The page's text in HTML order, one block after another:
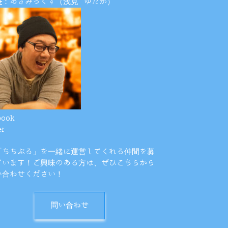
ちちぶる」を一緒に運営してくれる仲間を募
います！ご興味のある方は、ぜひこちらから
合わせください！
問い合わせ